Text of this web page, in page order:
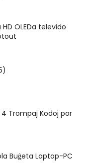
HD OLEDa televido
Trompaj Kodoj por
Buĝeta Laptop-PC